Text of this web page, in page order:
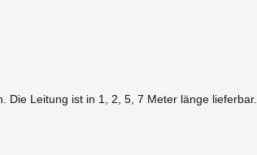
Die Leitung ist in 1, 2, 5, 7 Meter länge lieferbar.